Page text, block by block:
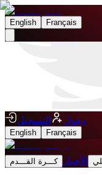
English Français
دخول التسجيل
English Français
كـــرة القـــدم الأخبار